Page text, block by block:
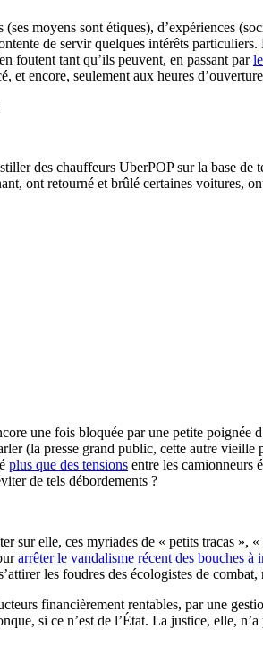
moyens sont étiques), d’expériences
de servir quelques intérêts
foutent tant qu’ils peuvent, en passant par
et encore, seulement aux heures
des chauffeurs UberPOP sur la base de
ont retourné et brûlé certaines voitures,
une fois bloquée par une petite poignée
(la presse grand public, cette autre
plus que des tensions entre les camionneurs
de tels débordements ?
sur elle, ces myriades de « petits tracas
arrêter le vandalisme récent des bouches à
les foudres des écologistes de
financièrement rentables, par une
si ce n’est de l’État. La justice, elle,